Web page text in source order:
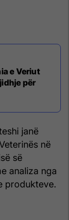
e Veriut
për
janë
në
së
analiza nga
produkteve.